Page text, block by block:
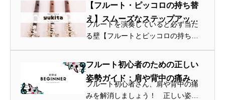
にまとめています。ピッコロ初心者
さん・ピッコロ経験者さん必見！
体験...
【フルート・ピッコロの持ち替
え】スムーズなステップアップ
のための完全ガイド – yukita(ユ
教室 / 川崎
フルートを演奏していると必ず当た
る壁【フルートとピッコロの持ち替
良いのかお悩みですか？ ピッコロ
初心者さん向け：ピッコロの持ち替
えと練習についてはこの記事を読ん
でみ...
フルート初心者のための正しい
姿勢ガイド：肩や背中の痛みを
解消 – yukita(ユキータ)フルート
フルート初心者さん、肩や背中の痛
みを解消しましょう！ 正しい姿勢